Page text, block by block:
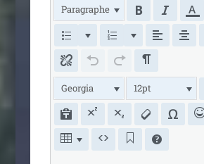
Paragraphe
Georgia 12pt